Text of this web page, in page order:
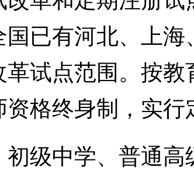
已有河北、上
试点范围。按
格终身制，实行
中学、普通高